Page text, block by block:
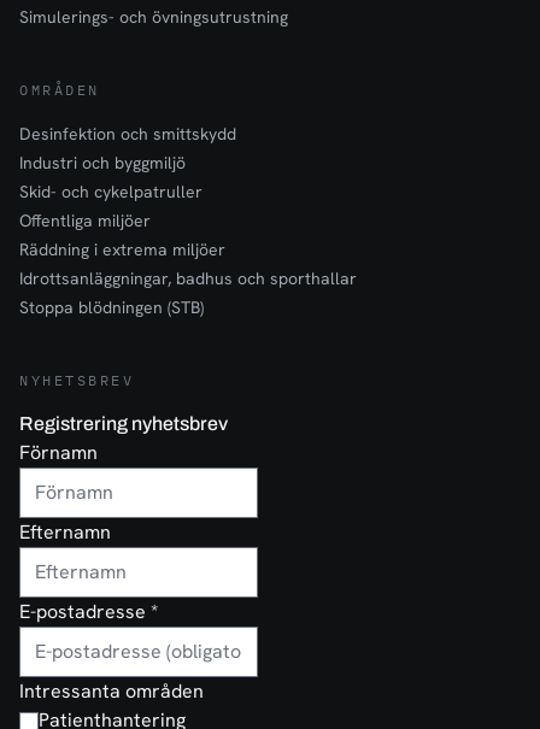
Simulerings- och övningsutrustning
OMRÅDEN
Desinfektion och smittskydd
Industri och byggmiljö
Skid- och cykelpatruller
Offentliga miljöer
Räddning i extrema miljöer
Idrottsanläggningar, badhus och sporthallar
Stoppa blödningen (STB)
NYHETSBREV
Registrering nyhetsbrev
Förnamn
Efternamn
E-postadresse *
Intressanta områden
Patienthantering